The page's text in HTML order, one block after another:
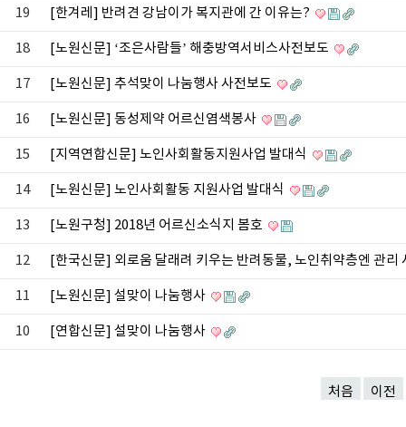
19 [한겨레] 반려견 강남이가 복지관에 간 이유는?
18 [노원신문] ‘조은사람들’ 해충방역서비스사전보도
17 [노원신문] 추석맞이 나눔행사 사전보도
16 [노원신문] 동성제약 어르신염색봉사
15 [지역연합신문] 노인사회활동지원사업 발대식
14 [노원신문] 노인사회활동 지원사업 발대식
13 [노원구청] 2018년 어르신소식지 봄호
12 [한국신문] 외로움 달래려 키우는 반려동물, 노인취약층엔 관리
11 [노원신문] 설맞이 나눔행사
10 [연합신문] 설맞이 나눔행사
처음 이전